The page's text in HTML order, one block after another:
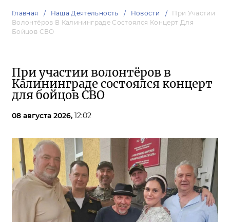
Главная Наша Деятельность Новости
При Участии
Волонтёров В Калининграде Состоялся Концерт Для
Бойцов СВО
При участии волонтёров в
Калининграде состоялся концерт
для бойцов СВО
08 августа 2026, 12:02